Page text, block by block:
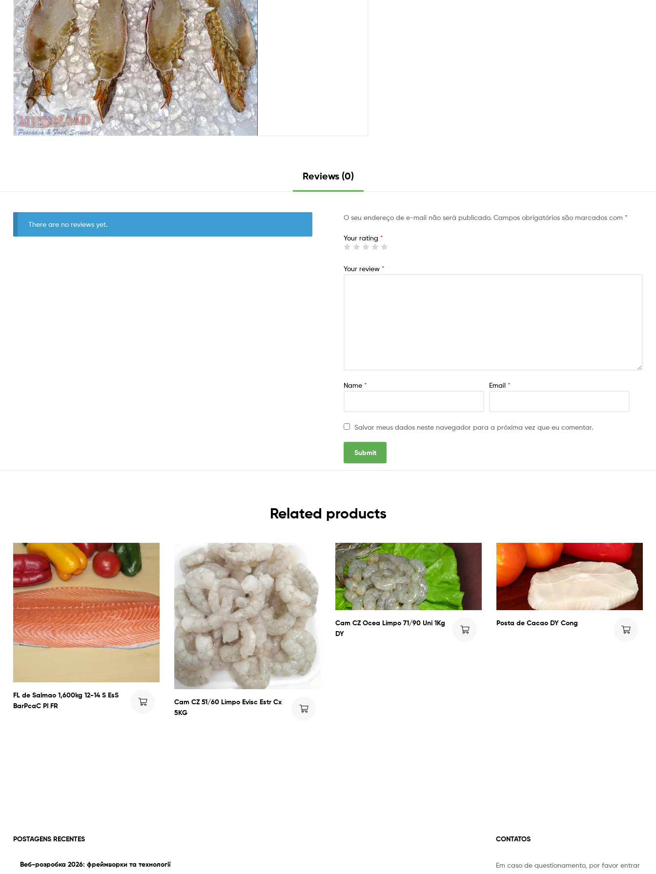
Equipe Mermaid
Reviews (0)
There are no reviews yet.
O seu endereço de e-mail não será publicado. Campos obrigatórios são marcados com *
Your rating *
Your review *
Name * Email *
Salvar meus dados neste navegador para a próxima vez que eu comentar.
Related products
FL de Salmao 1,600kg 12-14 S EsS
BarPcaC Pl FR
Cam CZ 51/60 Limpo Evisc Estr Cx
5KG
Cam CZ Ocea Limpo 71/90 Uni 1Kg
DY
Posta de Cacao DY Cong
POSTAGENS RECENTES
Веб-розробка 2026: фреймворки та технології
CONTATOS
Em caso de questionamento, por favor entrar